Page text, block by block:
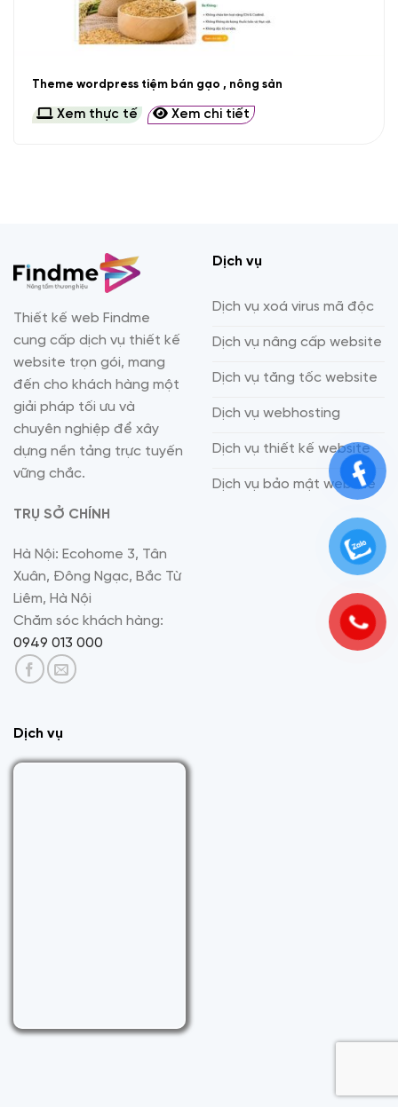
Theme wordpress tiệm bán gạo , nông sản
Xem thực tế Xem chi tiết
Thiết kế web Findme
cung cấp dịch vụ thiết kế
website trọn gói, mang
đến cho khách hàng một
giải pháp tối ưu và
chuyên nghiệp để xây
dựng nền tảng trực tuyến
vững chắc.
TRỤ SỞ CHÍNH
Hà Nội: Ecohome 3, Tân
Xuân, Đông Ngạc, Bắc Từ
Liêm, Hà Nội
Chăm sóc khách hàng:
0949 013 000
Dịch vụ
Dịch vụ xoá virus mã độc
Dịch vụ nâng cấp website
Dịch vụ tăng tốc website
Dịch vụ webhosting
Dịch vụ thiết kế website
Dịch vụ bảo mật website
Dịch vụ